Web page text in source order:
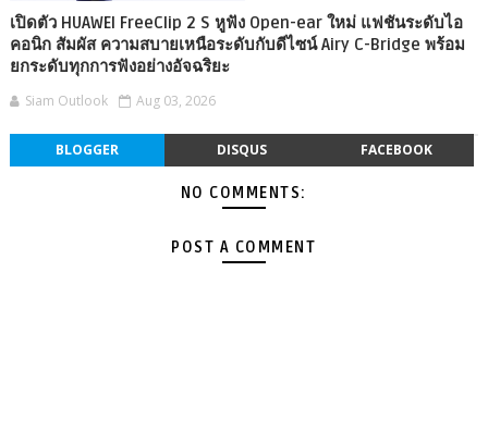
เปิดตัว HUAWEI FreeClip 2 S หูฟัง Open-ear ใหม่ แฟชันระดับไอ
คอนิก สัมผัส ความสบายเหนือระดับกับดีไซน์ Airy C-Bridge พร้อม
ยกระดับทุกการฟังอย่างอัจฉริยะ
Siam Outlook Aug 03, 2026
BLOGGER DISQUS FACEBOOK
NO COMMENTS:
POST A COMMENT